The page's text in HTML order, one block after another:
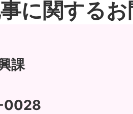
に関する
課
0028